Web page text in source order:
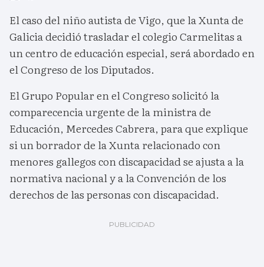
El caso del niño autista de Vigo, que la Xunta de
Galicia decidió trasladar el colegio Carmelitas a
un centro de educación especial, será abordado en
el Congreso de los Diputados.
El Grupo Popular en el Congreso solicitó la
comparecencia urgente de la ministra de
Educación, Mercedes Cabrera, para que explique
si un borrador de la Xunta relacionado con
menores gallegos con discapacidad se ajusta a la
normativa nacional y a la Convención de los
derechos de las personas con discapacidad.